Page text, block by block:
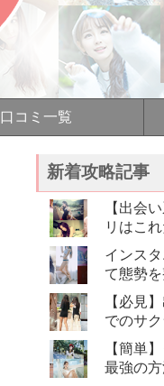
口コミ一覧
新着攻略記事
【出会
リはこ
インス
て態勢
【必見
でのサ
【簡単
最強の